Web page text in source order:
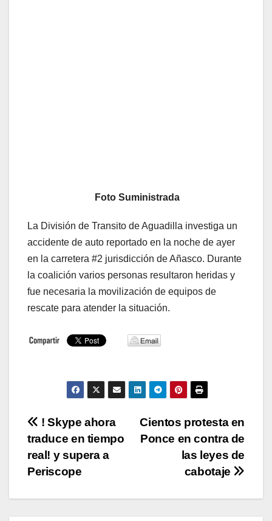
Foto Suministrada
La División de Transito de Aguadilla investiga un
accidente de auto reportado en la noche de ayer
en la carretera #2 jurisdicción de Añasco. Durante
la coalición varios personas resultaron heridas y
fue necesaria la movilización de equipos de
rescate para atender la situación.
Navegación
de
entradas
Cientos protesta en
Ponce en contra de
las leyes de
cabotaje
! Skype ahora
traduce en tiempo
real! y supera a
Periscope